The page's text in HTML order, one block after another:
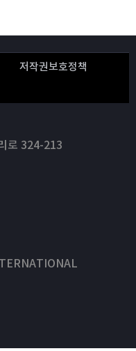
저작권보호정책
로 324-213